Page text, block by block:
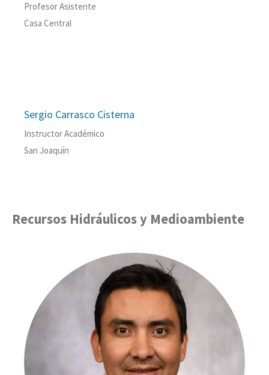
Profesor Asistente
Casa Central
Sergio Carrasco Cisterna
Instructor Académico
San Joaquín
Recursos Hidráulicos y Medioambiente